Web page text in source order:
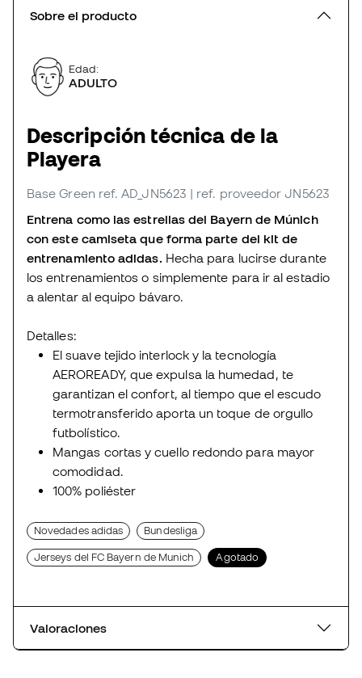
Sobre el producto
Edad:
ADULTO
Descripción técnica de la
Playera
Base Green ref. AD_JN5623 | ref. proveedor JN5623
Entrena como las estrellas del Bayern de Múnich
con este camiseta que forma parte del kit de
entrenamiento adidas. Hecha para lucirse durante
los entrenamientos o simplemente para ir al estadio
a alentar al equipo bávaro.
Detalles:
El suave tejido interlock y la tecnología
AEROREADY, que expulsa la humedad, te
garantizan el confort, al tiempo que el escudo
termotransferido aporta un toque de orgullo
futbolístico.
Mangas cortas y cuello redondo para mayor
comodidad.
100% poliéster
Novedades adidas Bundesliga
Jerseys del FC Bayern de Munich Agotado
Valoraciones